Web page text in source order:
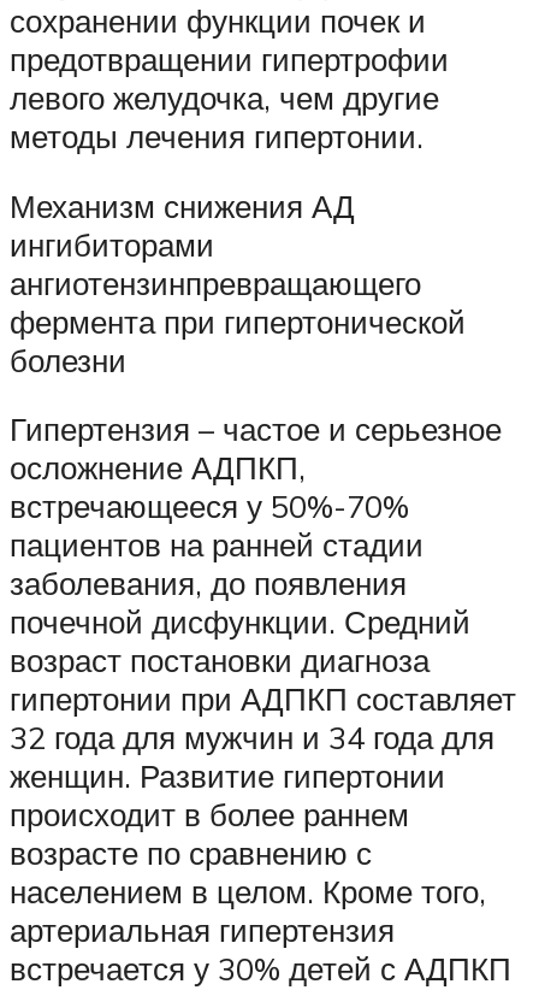
сохранении функции почек и
предотвращении гипертрофии
левого желудочка, чем другие
методы лечения гипертонии.
Механизм снижения АД
ингибиторами
ангиотензинпревращающего
фермента при гипертонической
болезни
Гипертензия – частое и серьезное
осложнение АДПКП,
встречающееся у 50%-70%
пациентов на ранней стадии
заболевания, до появления
почечной дисфункции. Средний
возраст постановки диагноза
гипертонии при АДПКП составляет
32 года для мужчин и 34 года для
женщин. Развитие гипертонии
происходит в более раннем
возрасте по сравнению с
населением в целом. Кроме того,
артериальная гипертензия
встречается у 30% детей с АДПКП